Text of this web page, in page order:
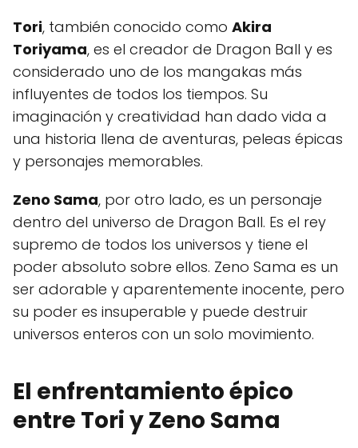
Tori, también conocido como Akira
Toriyama, es el creador de Dragon Ball y es
considerado uno de los mangakas más
influyentes de todos los tiempos. Su
imaginación y creatividad han dado vida a
una historia llena de aventuras, peleas épicas
y personajes memorables.
Zeno Sama, por otro lado, es un personaje
dentro del universo de Dragon Ball. Es el rey
supremo de todos los universos y tiene el
poder absoluto sobre ellos. Zeno Sama es un
ser adorable y aparentemente inocente, pero
su poder es insuperable y puede destruir
universos enteros con un solo movimiento.
El enfrentamiento épico
entre Tori y Zeno Sama